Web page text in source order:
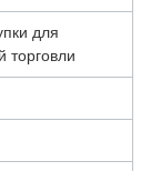
для
торговли